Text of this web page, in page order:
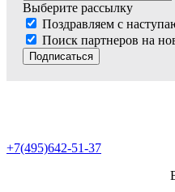
Выберите рассылку
Поздравляем с
Поиск партнеров на
Подписаться
+7(495)642-51-37